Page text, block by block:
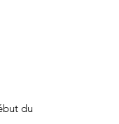
du